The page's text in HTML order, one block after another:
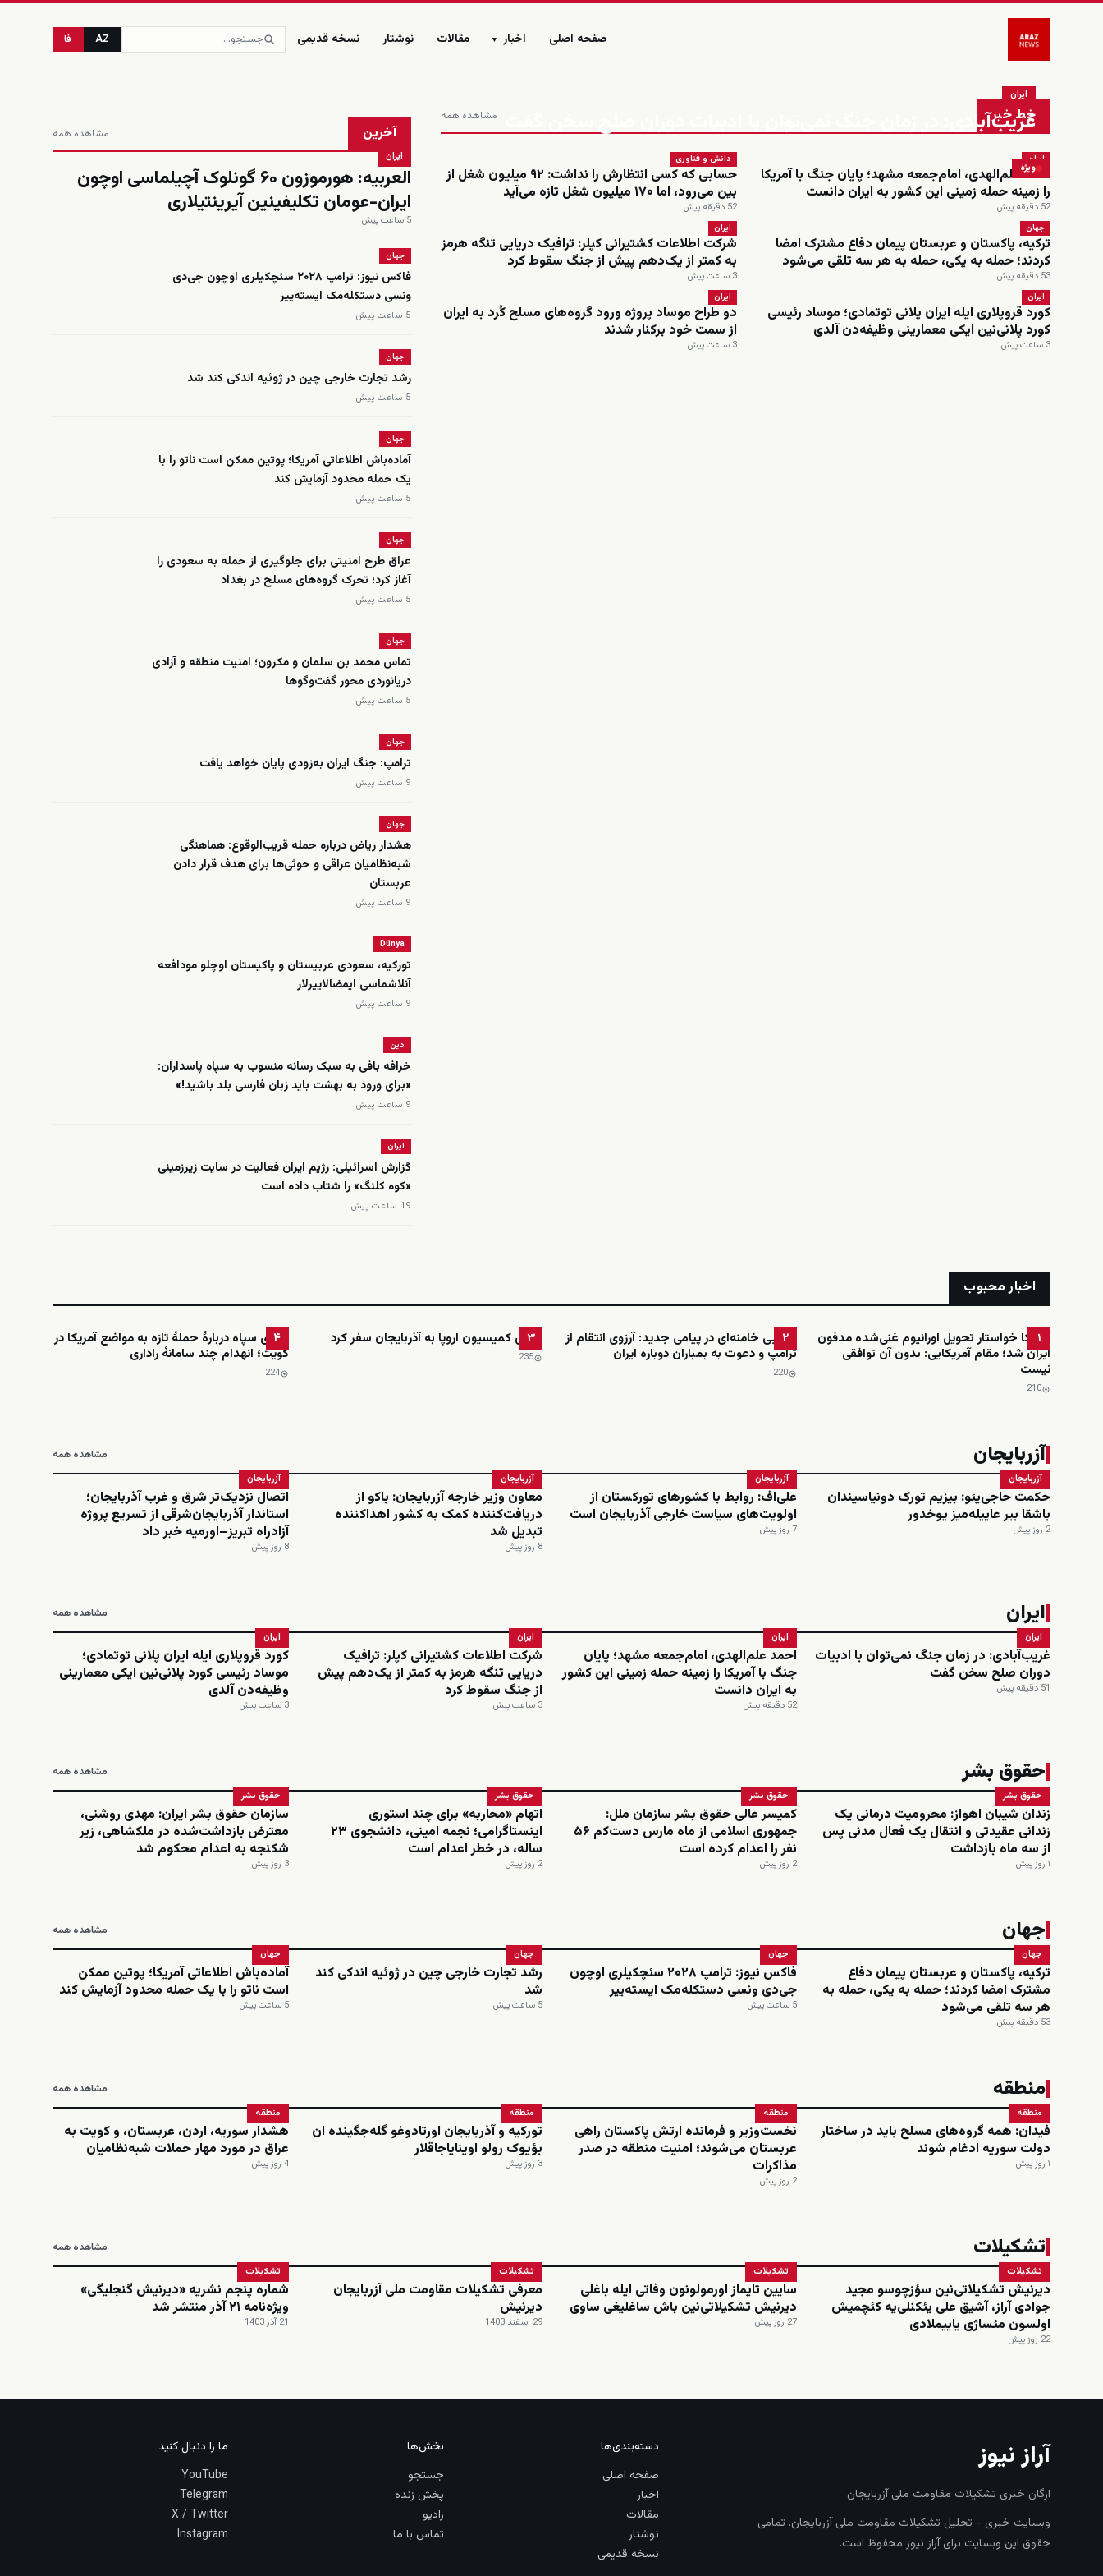
صفحه اصلی اخبار ▾ مقالات نوشتار نسخه قدیمی AZ فا
زنده خط خبر مشاهده همه
ویژه
ایران
غریب‌آبادی: در زمان جنگ نمی‌توان با ادبیات دوران صلح سخن گفت
ایران
احمد علم‌الهدی، امام‌جمعه مشهد؛ پایان جنگ با آمریکا
را زمینه حمله زمینی این کشور به ایران دانست
52 دقیقه پیش
دانش و فناوری
حسابی که کسی انتظارش را نداشت: ۹۲ میلیون شغل از
بین می‌رود، اما ۱۷۰ میلیون شغل تازه می‌آید
52 دقیقه پیش
جهان
ترکیه، پاکستان و عربستان پیمان دفاع مشترک امضا
کردند؛ حمله به یکی، حمله به هر سه تلقی می‌شود
53 دقیقه پیش
ایران
شرکت اطلاعات کشتیرانی کپلر: ترافیک دریایی تنگه هرمز
به کمتر از یک‌دهم پیش از جنگ سقوط کرد
3 ساعت پیش
ایران
کورد قروپلاری ایله ایران پلانی توتمادی؛ موساد رئیسی
کورد پلانی‌نین ایکی معمارینی وظیفه‌دن آلدی
3 ساعت پیش
ایران
دو طراح موساد پروژه ورود گروه‌های مسلح کُرد به ایران
از سمت خود برکنار شدند
3 ساعت پیش
آخرین مشاهده همه
ایران
العربیه: هورموزون ۶۰ گونلوک آچیلماسی اوچون
ایران-عومان تکلیفینین آیرینتیلاری
5 ساعت پیش
جهان
فاکس نیوز: ترامپ ۲۰۲۸ سئچکیلری اوچون جی‌دی
ونسی دستکله‌مک ایسته‌ییر
5 ساعت پیش
جهان
رشد تجارت خارجی چین در ژوئیه اندکی کند شد
5 ساعت پیش
جهان
آماده‌باش اطلاعاتی آمریکا؛ پوتین ممکن است ناتو را با
یک حمله محدود آزمایش کند
5 ساعت پیش
جهان
عراق طرح امنیتی برای جلوگیری از حمله به سعودی را
آغاز کرد؛ تحرک گروه‌های مسلح در بغداد
5 ساعت پیش
جهان
تماس محمد بن سلمان و مکرون؛ امنیت منطقه و آزادی
دریانوردی محور گفت‌وگوها
5 ساعت پیش
جهان
ترامپ: جنگ ایران به‌زودی پایان خواهد یافت
9 ساعت پیش
جهان
هشدار ریاض درباره حمله قریب‌الوقوع: هماهنگی
شبه‌نظامیان عراقی و حوثی‌ها برای هدف قرار دادن
عربستان
9 ساعت پیش
Dünya
تورکیه، سعودی عربیستان و پاکیستان اوچلو مودافعه
‌آنلاشماسی ایمضالاییرلار
9 ساعت پیش
دین
خرافه بافی به سبک رسانه منسوب به سپاه پاسداران:
«برای ورود به بهشت باید زبان فارسی بلد باشید!»
9 ساعت پیش
ایران
گزارش اسرائیلی: رژیم ایران فعالیت در سایت زیرزمینی
«کوه کلنگ» را شتاب داده است
19 ساعت پیش
اخبار محبوب
۱
آمریکا خواستار تحویل اورانیوم غنی‌شده مدفون
ایران شد؛ مقام آمریکایی: بدون آن توافقی
نیست
210
۲
مجتبی خامنه‌ای در پیامی جدید: آرزوی انتقام از
ترامپ و دعوت به بمباران دوباره ایران
220
۳
رئیس کمیسیون اروپا به آذربایجان سفر کرد
235
۴
ادعای سپاه دربارهٔ حملهٔ تازه به مواضع آمریکا در
کویت؛ انهدام چند سامانهٔ راداری
224
آزربایجان مشاهده همه
آزربایجان
حکمت حاجی‌یئو: بیزیم تورک دونیاسیندان
باشقا بیر عاییله‌میز یوخدور
2 روز پیش
آزربایجان
علی‌اف: روابط با کشورهای تورکستان از
اولویت‌های سیاست خارجی آذربایجان است
7 روز پیش
آزربایجان
معاون وزیر خارجه آزربایجان: باکو از
دریافت‌کننده کمک به کشور اهداکننده
تبدیل شد
8 روز پیش
آزربایجان
اتصال نزدیک‌تر شرق و غرب آذربایجان؛
استاندار آذربایجان‌شرقی از تسریع پروژه
آزادراه تبریز–اورمیه خبر داد
8 روز پیش
ایران مشاهده همه
ایران
غریب‌آبادی: در زمان جنگ نمی‌توان با ادبیات
دوران صلح سخن گفت
51 دقیقه پیش
ایران
احمد علم‌الهدی، امام‌جمعه مشهد؛ پایان
جنگ با آمریکا را زمینه حمله زمینی این کشور
به ایران دانست
52 دقیقه پیش
ایران
شرکت اطلاعات کشتیرانی کپلر: ترافیک
دریایی تنگه هرمز به کمتر از یک‌دهم پیش
از جنگ سقوط کرد
3 ساعت پیش
ایران
کورد قروپلاری ایله ایران پلانی توتمادی؛
موساد رئیسی کورد پلانی‌نین ایکی معمارینی
وظیفه‌دن آلدی
3 ساعت پیش
حقوق بشر مشاهده همه
حقوق بشر
زندان شیبان اهواز: محرومیت درمانی یک
زندانی عقیدتی و انتقال یک فعال مدنی پس
از سه ماه بازداشت
۱ روز پیش
حقوق بشر
کمیسر عالی حقوق بشر سازمان ملل:
جمهوری اسلامی از ماه مارس دست‌کم ۵۶
نفر را اعدام کرده است
2 روز پیش
حقوق بشر
اتهام «محاربه» برای چند استوری
اینستاگرامی؛ نجمه امینی، دانشجوی ۲۳
ساله، در خطر اعدام است
2 روز پیش
حقوق بشر
سازمان حقوق بشر ایران: مهدی روشنی،
معترض بازداشت‌شده در ملکشاهی، زیر
شکنجه به اعدام محکوم شد
3 روز پیش
جهان مشاهده همه
جهان
ترکیه، پاکستان و عربستان پیمان دفاع
مشترک امضا کردند؛ حمله به یکی، حمله به
هر سه تلقی می‌شود
53 دقیقه پیش
جهان
فاکس نیوز: ترامپ ۲۰۲۸ سئچکیلری اوچون
جی‌دی ونسی دستکله‌مک ایسته‌ییر
5 ساعت پیش
جهان
رشد تجارت خارجی چین در ژوئیه اندکی کند
شد
5 ساعت پیش
جهان
آماده‌باش اطلاعاتی آمریکا؛ پوتین ممکن
است ناتو را با یک حمله محدود آزمایش کند
5 ساعت پیش
منطقه مشاهده همه
منطقه
فیدان: همه گروه‌های مسلح باید در ساختار
دولت سوریه ادغام شوند
۱ روز پیش
منطقه
نخست‌وزیر و فرمانده ارتش پاکستان راهی
عربستان می‌شوند؛ امنیت منطقه در صدر
مذاکرات
2 روز پیش
منطقه
تورکیه و آذربایجان اورتادوغو گله‌جگینده ان
بؤیوک رولو اوینایاجاقلار
3 روز پیش
منطقه
هشدار سوریه، اردن، عربستان، و کویت به
عراق در مورد مهار حملات شبه‌نظامیان
4 روز پیش
تشکیلات مشاهده همه
تشکیلات
دیرنیش تشکیلاتی‌نین سؤزچوسو مجید
جوادی آراز، آشیق علی یئکنلی‌یه کئچمیش
اولسون مئساژی یاییملادی
22 روز پیش
تشکیلات
سایین تایماز اورمولونون وفاتی ایله باغلی
دیرنیش تشکیلاتی‌نین باش ساغلیغی ساوی
27 روز پیش
تشکیلات
معرفی تشکیلات مقاومت ملی آزربایجان
دیرنیش
29 اسفند 1403
تشکیلات
شماره پنجم نشریه «دیرنیش گنجلیگی»
ویژه‌نامه ۲۱ آذر منتشر شد
21 آذر 1403
آراز نیوز
ارگان خبری تشکیلات مقاومت ملی آزربایجان
وبسایت خبری - تحلیل تشکیلات مقاومت ملی آزربایجان. تمامی
حقوق این وبسایت برای آراز نیوز محفوظ است.
دسته‌بندی‌ها
صفحه اصلی
اخبار
مقالات
نوشتار
نسخه قدیمی
بخش‌ها
جستجو
پخش زنده
رادیو
تماس با ما
ما را دنبال کنید
YouTube
Telegram
X / Twitter
Instagram